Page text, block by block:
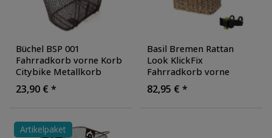
Büchel BSP 001
Fahrradkorb vorne Korb
Citybike Metallkorb
Lenkerkorb Frontkorb
abnehmbar Clip On
23,90 € *
Basil Bremen Rattan
Look KlickFix
Fahrradkorb vorne
Fahrrad Lenkerkorb mit
Halterung
82,95 € *
Artikelpaket